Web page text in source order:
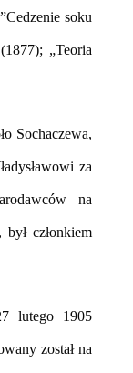
soku
„Teoria
Sochaczewa,
za
na
członkiem
lutego 1905
został na